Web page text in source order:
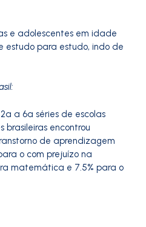
e adolescentes em idade
estudo para estudo, indo de
a 6a séries de escolas
brasileiras encontrou
de aprendizagem
o com prejuízo na
matemática e 7.5% para o